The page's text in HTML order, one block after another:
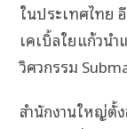
ในประเทศไทย
เคเบิ้ลใยแก้วน
วิศวกรรม
สำนักงานใหญ่ตั้